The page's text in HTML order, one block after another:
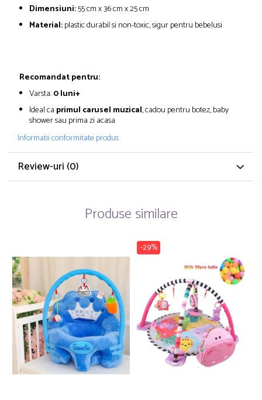
Dimensiuni:55 cm x 36 cm x 25 cm
Material:plastic durabil si non-toxic, sigur pentru bebelusi
Recomandat pentru:
Varsta:0 luni+
Ideal ca primul carusel muzical, cadou pentru botez, baby
shower sau prima zi acasa
Informatii conformitate produs
Review-uri (0)
Produse similare
-29%